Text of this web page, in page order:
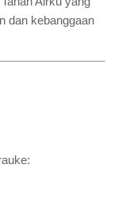
dan kebanggaan